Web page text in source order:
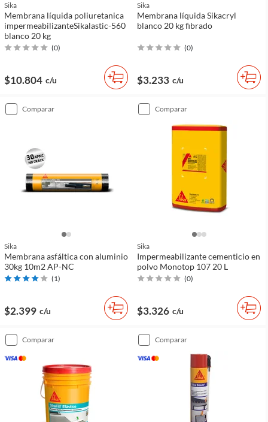
Sika
Membrana líquida poliuretanica
impermeabilizanteSikalastic-560
blanco 20 kg
(0)
$10.804 c/u
Sika
Membrana líquida Sikacryl
blanco 20 kg fibrado
(0)
$3.233 c/u
comparar
Sika
Membrana asfáltica con aluminio
30kg 10m2 AP-NC
(1)
$2.399 c/u
comparar
Sika
Impermeabilizante cementicio en
polvo Monotop 107 20 L
(0)
$3.326 c/u
comparar comparar